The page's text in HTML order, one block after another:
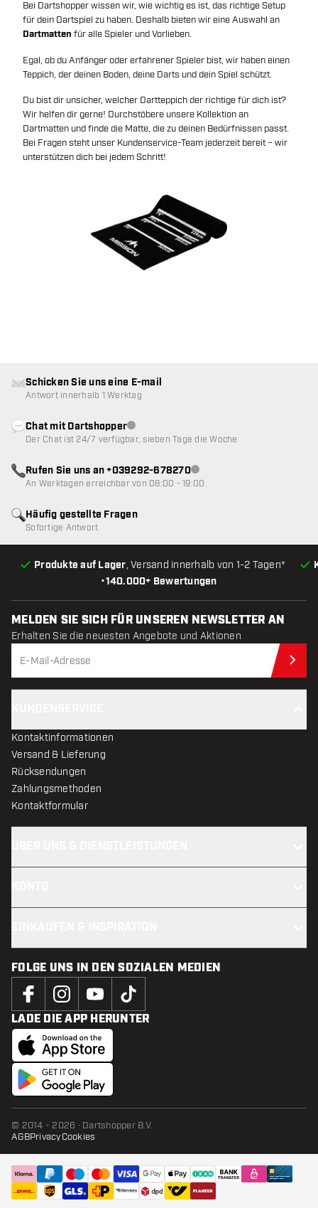
Bei Dartshopper wissen wir, wie wichtig es ist, das richtige Setup
für dein Dartspiel zu haben. Deshalb bieten wir eine Auswahl an
Dartmatten für alle Spieler und Vorlieben.
Egal, ob du Anfänger oder erfahrener Spieler bist, wir haben einen
Teppich, der deinen Boden, deine Darts und dein Spiel schützt.
Du bist dir unsicher, welcher Dartteppich der richtige für dich ist?
Wir helfen dir gerne! Durchstöbere unsere Kollektion an
Dartmatten und finde die Matte, die zu deinen Bedürfnissen passt.
Bei Fragen steht unser Kundenservice-Team jederzeit bereit – wir
unterstützen dich bei jedem Schritt!
•140.000+ Bewertungen
Produkte auf Lager, Versand innerhalb von 1-2 Tagen*
Häufig gestellte Fragen
Sofortige Antwort
Schicken Sie uns eine E-mail
Antwort innerhalb 1 Werktag
Chat mit DartshopperKundenservice nicht verfügbar
Der Chat ist 24/7 verfügbar, sieben Tage die Woche
Rufen Sie uns an +039292-678270Kundenservice nicht
An Werktagen erreichbar von 08:00 - 19:00
MELDEN SIE SICH FÜR UNSEREN NEWSLETTER AN
Erhalten Sie die neuesten Angebote und Aktionen
Kontaktinformationen
Versand & Lieferung
Rücksendungen
Zahlungsmethoden
Kontaktformular
FOLGE UNS IN DEN SOZIALEN MEDIEN
LADE DIE APP HERUNTER
© 2014 - 2026 · Dartshopper B.V.
AGBPrivacyCookies